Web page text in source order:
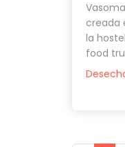
creada
la
food